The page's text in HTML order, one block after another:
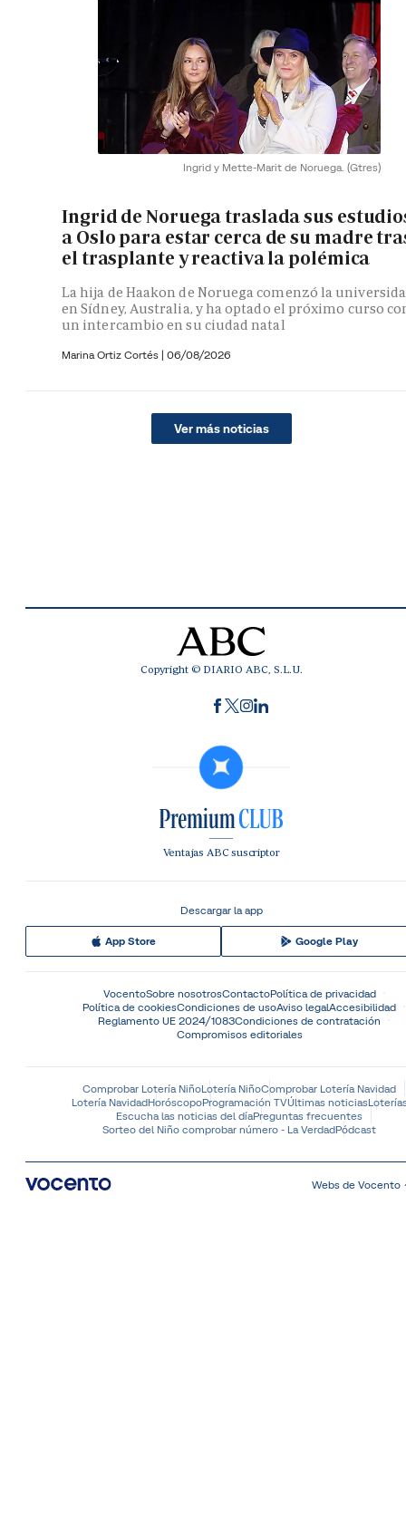
Ingrid y Mette-Marit de Noruega. (Gtres)
Ingrid de Noruega traslada sus
a Oslo para estar cerca de su madre
el trasplante y reactiva la polémica
La hija de Haakon de Noruega comenzó la
en Sídney, Australia, y ha optado el próximo curso
un intercambio en su ciudad natal
Marina Ortiz Cortés | 06/08/2026
Ver más noticias
Copyright © DIARIO ABC, S.L.U.
Ventajas ABC suscriptor
Descargar la app
App Store Google Play
VocentoSobre nosotrosContactoPolítica de privacidad
Política de cookiesCondiciones de usoAviso legalAccesibilidad
Reglamento UE 2024/1083Condiciones de contratación
Compromisos editoriales
Comprobar Lotería NiñoLotería NiñoComprobar Lotería Navidad
Lotería NavidadHoróscopoProgramación TVÚltimas noticias
Escucha las noticias del díaPreguntas frecuentes
Sorteo del Niño comprobar número - La VerdadPódcast
Webs de Vocento